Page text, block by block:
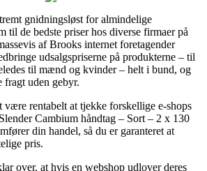
gnidningsløst for almindelige
til de bedste priser hos diverse firmaer på
af Brooks internet foretagender
udsalgspriserne på produkterne – til
til mænd og kvinder – helt i bund, og
fragt uden gebyr.
være rentabelt at tjekke forskellige e-shops
Cambium håndtag – Sort – 2 x 130
din handel, så du er garanteret at
pris.
over, at hvis en webshop udlover deres